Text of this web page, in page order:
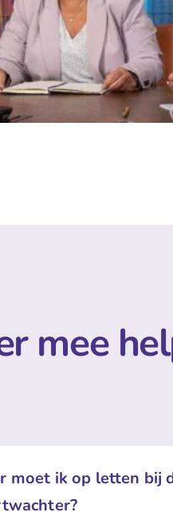
mee
moet ik op letten bij